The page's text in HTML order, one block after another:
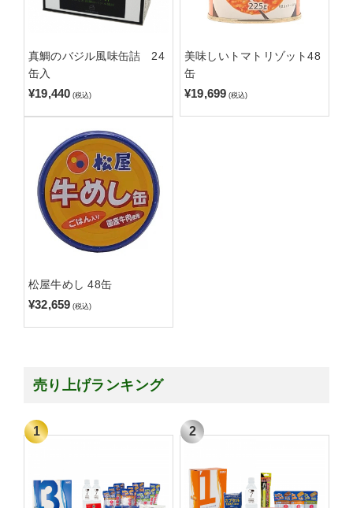
真鯛のバジル風味缶詰 24
缶入
¥19,440 (税込)
美味しいトマトリゾット48
缶
¥19,699 (税込)
松屋牛めし 48缶
¥32,659 (税込)
売り上げランキング